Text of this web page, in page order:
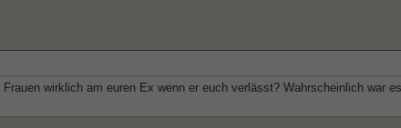
wirklich am euren Ex wenn er euch verlässt? Wahrscheinlich war